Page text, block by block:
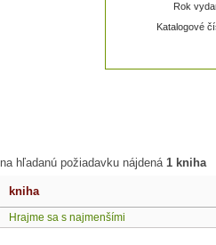
Rok
Katalogové
na hľadanú požiadavku nájdená 1 kniha
kniha
Hrajme sa s najmenšími